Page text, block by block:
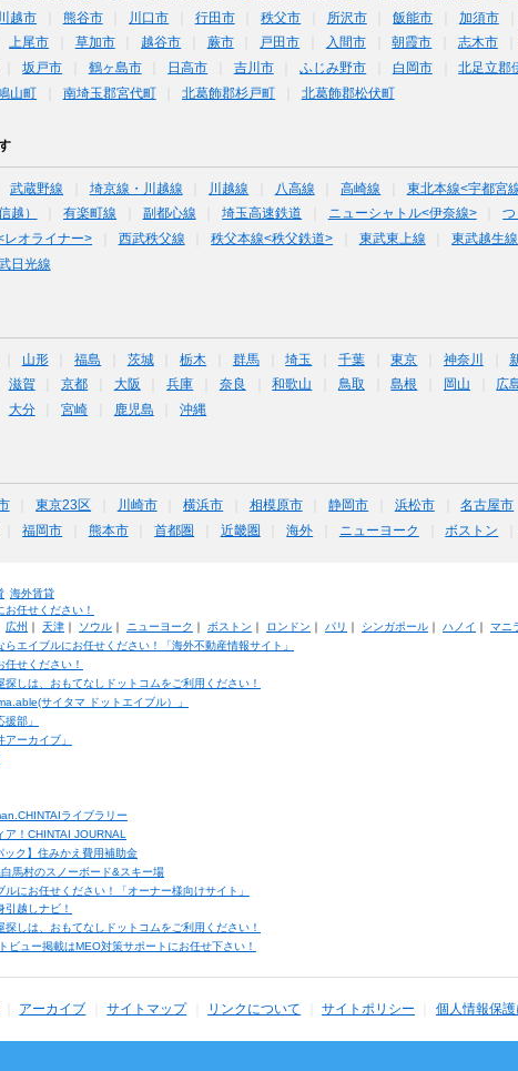
川越市 熊谷市 川口市 行田市 秩父市 所沢市 飯能市 加須市
上尾市 草加市 越谷市 蕨市 戸田市 入間市 朝霞市 志木市
坂戸市 鶴ヶ島市 日高市 吉川市 ふじみ野市 白岡市 北足立郡
山町 南埼玉郡宮代町 北葛飾郡杉戸町 北葛飾郡松伏町
武蔵野線 埼京線・川越線 川越線 八高線 高崎線 東北本線<宇都宮
越） 有楽町線 副都心線 埼玉高速鉄道 ニューシャトル<伊奈線> つ
レオライナー> 西武秩父線 秩父本線<秩父鉄道> 東武東上線 東武越生線
日光線
山形 福島 茨城 栃木 群馬 埼玉 千葉 東京 神奈川
滋賀 京都 大阪 兵庫 奈良 和歌山 鳥取 島根 岡山 広
大分 宮崎 鹿児島 沖縄
東京23区 川崎市 横浜市 相模原市 静岡市 浜松市 名古屋市
福岡市 熊本市 首都圏 近畿圏 海外 ニューヨーク ボストン
海外賃貸
任せください！
広州 ｜ 天津｜ ソウル｜ ニューヨーク ｜ ボストン ｜ ロンドン ｜ パリ ｜ シンガポール｜ ハノイ ｜ マニ
エイブルにお任せください！「海外不動産情報サイト」
せください！
しは、おもてなしドットコムをご利用ください！
サイタマ ドットエイブル）」
部」
ーカイブ」
ライブラリー
！CHINTAI JOURNAL
ック】住みかえ費用補助金
馬村のスノーボード&スキー場
にお任せください！「オーナー様向けサイト」
越しナビ！
しは、おもてなしドットコムをご利用ください！
ビュー掲載はMEO対策サポートにお任せ下さい！
アーカイブ サイトマップ リンクについて サイトポリシー 個人情報保護